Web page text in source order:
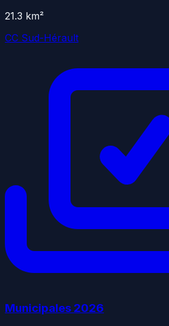
21.3 km²
CC Sud-Hérault
Municipales 2026